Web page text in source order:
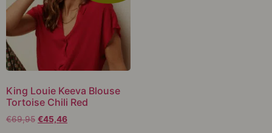
King Louie Keeva Blouse
Tortoise Chili Red
€69,95 €45,46